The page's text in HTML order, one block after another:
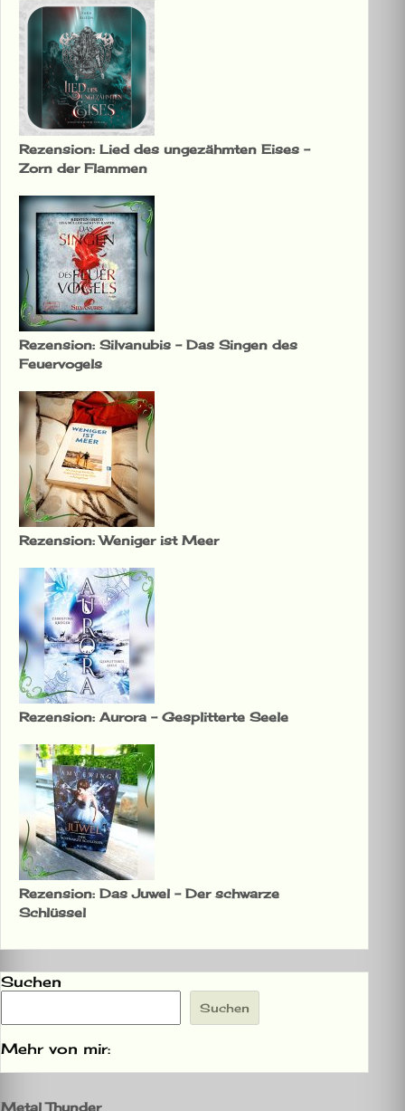
Rezension: Lied des ungezähmten Eises –
Zorn der Flammen
Rezension: Silvanubis – Das Singen des
Feuervogels
Rezension: Weniger ist Meer
Rezension: Aurora – Gesplitterte Seele
Rezension: Das Juwel – Der schwarze
Schlüssel
Suchen
Suchen
Mehr von mir:
Metal Thunder